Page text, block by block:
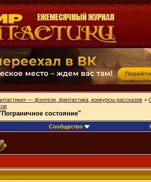
— фэнтези, фантастика, конкурсы рассказов >
состояние"
Сообщество